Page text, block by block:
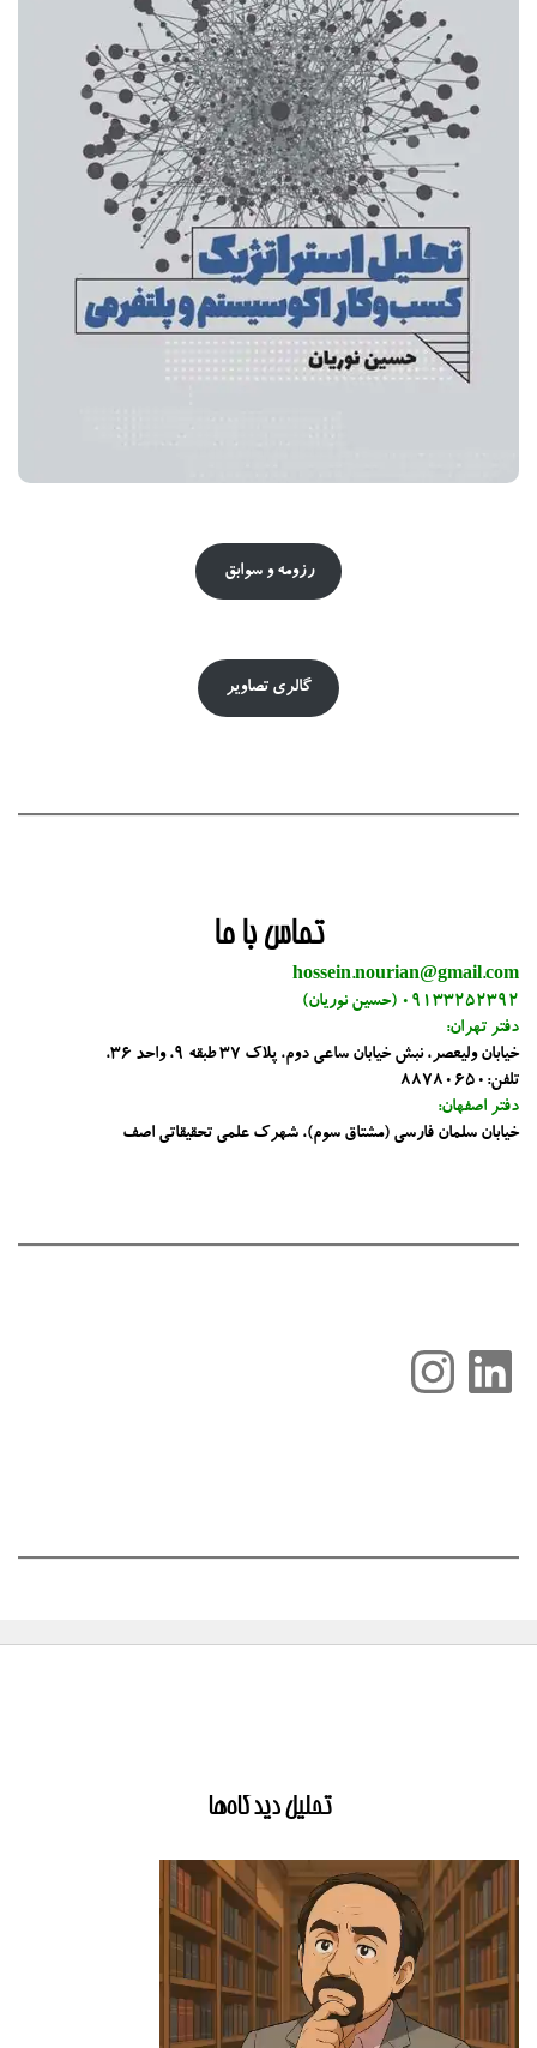
رزومه و سوابق
گالری تصاویر
تماس با ما
hossein.nourian@gmail.com
09133252392 (حسین نوریان)
دفتر تهران:
خیابان ولیعصر، نبش خیابان ساعی دوم، پلاک 37 طبقه 9، واحد 36،
تلفن:88780650
دفتر اصفهان:
خیابان سلمان فارسی (مشتاق سوم)، شهرک علمی تحقیقاتی اصف
لینکداین
اینستاگرم
تحلیل دیدگاه‌ها